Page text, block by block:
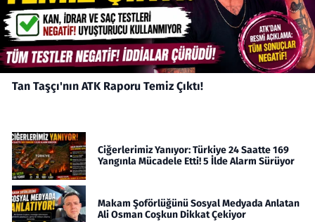
Tan Taşçı'nın ATK Raporu Temiz Çıktı!
Ciğerlerimiz Yanıyor: Türkiye 24 Saatte 169
Yangınla Mücadele Etti! 5 İlde Alarm Sürüyor
Makam Şoförlüğünü Sosyal Medyada Anlatan
Ali Osman Coşkun Dikkat Çekiyor